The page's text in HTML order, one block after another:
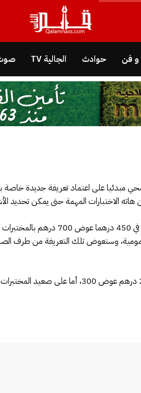
و فن حوادث الجالية TV
الاختبارات المهمة حتى يمكن تحديد
درهم بالمختبرات العمومية، وستعوض تلك